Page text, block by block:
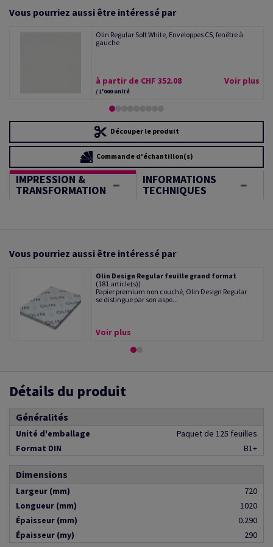
Vous pourriez aussi être intéressé par
Olin Regular Soft White, Enveloppes C5, fenêtre à
gauche
à partir de CHF 352.08
/ 1'000 unité
Voir plus
Découper le produit
Commande d'échantillon(s)
IMPRESSION &
TRANSFORMATION
INFORMATIONS
TECHNIQUES
Vous pourriez aussi être intéressé par
Olin Design Regular feuille grand format
(181 article(s))
Papier premium non couché, Olin Design Regular
se distingue par son aspe...
Voir plus
Détails du produit
Généralités
Unité d'emballage
Paquet de 125 feuilles
Format DIN
B1+
Dimensions
Largeur (mm)
720
Longueur (mm)
1020
Épaisseur (mm)
0.290
Épaisseur (my)
290